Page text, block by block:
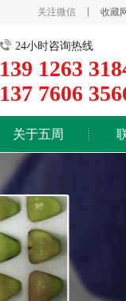
收藏
关注微信
24小时咨询热线
139 1263
137 7606
关于五周
公司简介
荣誉证书
工厂环境
新闻资讯